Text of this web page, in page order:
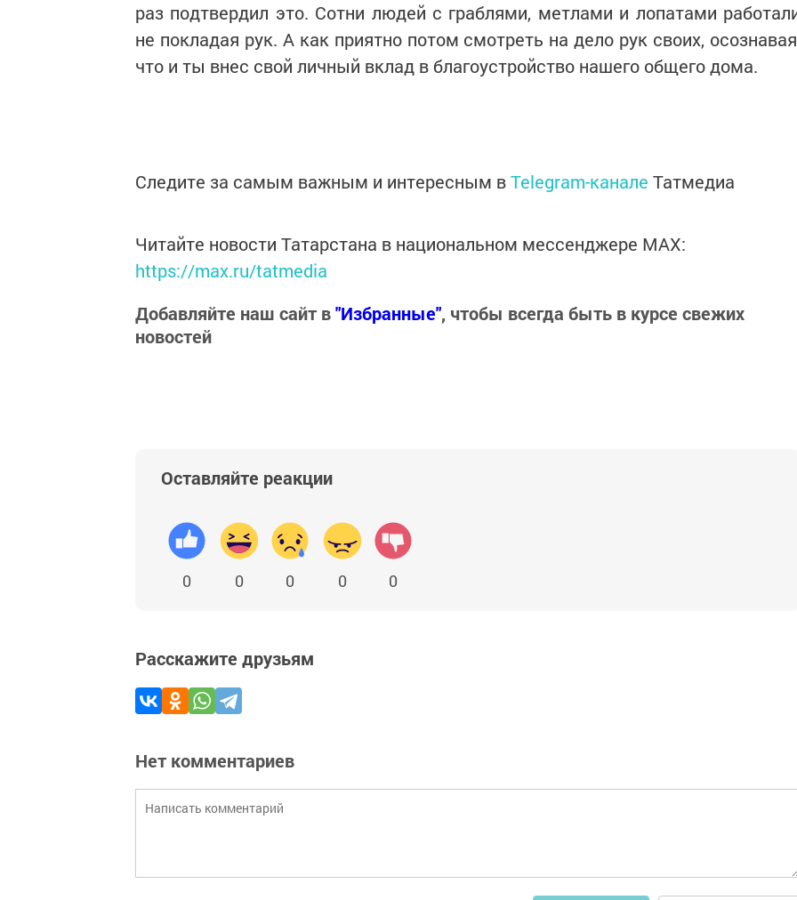
раз подтвердил это. Сотни людей с граблями, метлами и лопатами
не покладая рук. А как приятно потом смотреть на дело рук своих,
что и ты внес свой личный вклад в благоустройство нашего общего дома.
Следите за самым важным и интересным вTelegram-канале Татмедиа
Читайте новости Татарстана в национальном мессенджере MАХ:
https://max.ru/tatmedia
Добавляйте наш сайт в"Избранные", чтобы всегда быть в курсе свежих
новостей
Оставляйте реакции
0 0 0 0 0
Расскажите друзьям
Нет комментариев